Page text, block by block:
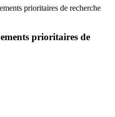
prioritaires de recherche
prioritaires de